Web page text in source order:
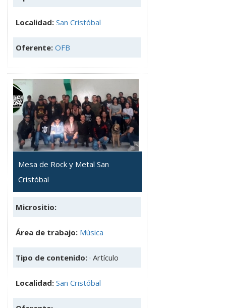
Localidad: San Cristóbal
Oferente: OFB
Mesa de Rock y Metal San
Cristóbal
Micrositio:
Área de trabajo: Música
Tipo de contenido: · Artículo
Localidad: San Cristóbal